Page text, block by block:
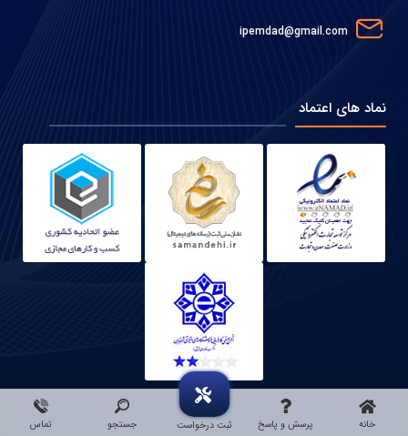
خانه پرسش و پاسخ ثبت درخواست جستجو تماس
ipemdad@gmail.com
نماد های اعتماد